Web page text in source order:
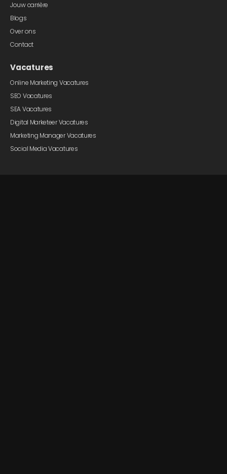
Jouw carrière
Blogs
Over ons
Contact
Vacatures
Online Marketing Vacatures
SEO Vacatures
SEA Vacatures
Digital Marketeer Vacatures
Marketing Manager Vacatures
Social Media Vacatures